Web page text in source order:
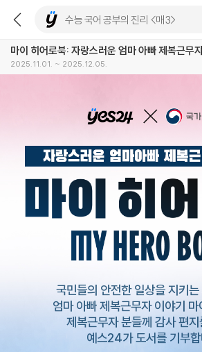
마이 히어로북: 자랑스러운 엄마 아빠 제복근무
2025.11.01. ~ 2025.12.05.
국민들의 안전한 일상을 지키
엄마 아빠 제복근무자 이야기
제복근무자 분들께 감사 편
예스24가 도서를 기부